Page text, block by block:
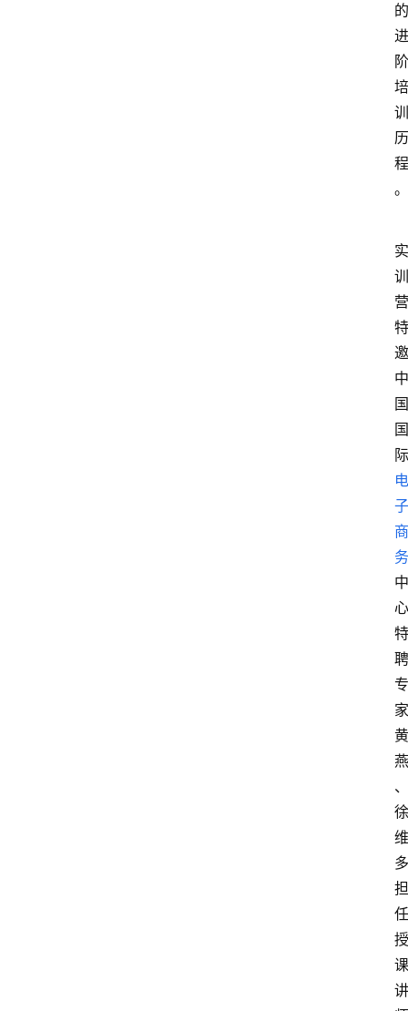
的
进
阶
培
训
历
程
。
实
训
营
特
邀
中
国
国
际
电
子
商
务
中
心
特
聘
专
家
黄
燕
、
徐
维
多
担
任
授
课
讲